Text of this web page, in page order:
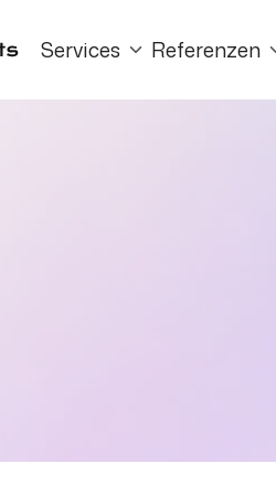
Services Referenzen